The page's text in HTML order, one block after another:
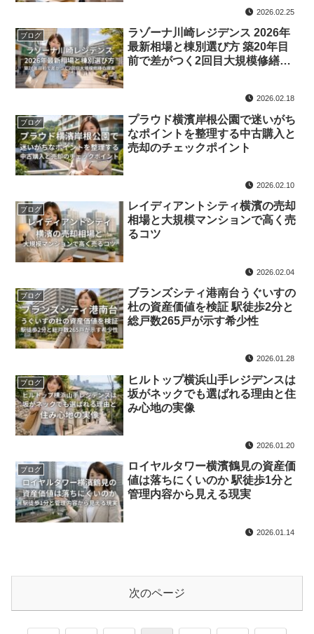
2026.02.25
ブログ
ラゾーナ川崎レジデンス 2026年
最新相場と棟別選び方 築20年目
前で差がつく2回目大規模修繕の
2026.02.18
ブログ
プラウド横濱岸根公園で迷いがち
なポイントを整理する中古購入と
売却のチェックポイント
2026.02.10
ブログ
レイディアントシティ横濱の売却
相場と大規模マンションで高く売
るコツ
2026.02.04
ブログ
ブランズシティ港南台うぐいすの
杜の資産価値を検証 駅徒歩2分と
総戸数265戸が示す希少性
2026.01.28
ブログ
ヒルトップ横浜山手レジデンスは
坂がネックでも選ばれる理由と住
み心地の実像
2026.01.20
ブログ
ロイヤルタワー横濱鶴見の資産価
値は落ちにくいのか 駅徒歩1分と
管理内容から見える現実
2026.01.14
次のページ